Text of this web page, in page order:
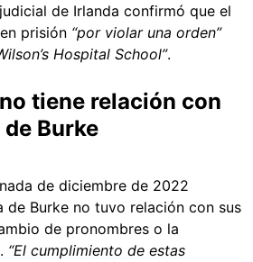
de Irlanda confirmó que el
prisión “por violar una orden”
Hospital School”.
tiene relación con
Burke
de diciembre de 2022
de Burke no tuvo relación con sus
de pronombres o la
“El cumplimiento de estas